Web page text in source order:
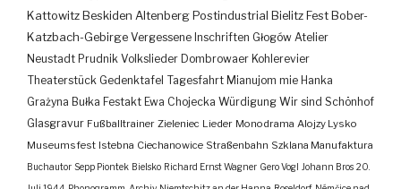
Kattowitz Beskiden Altenberg Postindustrial Bielitz Fest Bober-
Katzbach-Gebirge Vergessene Inschriften Głogów Atelier
Neustadt Prudnik Volkslieder Dombrowaer Kohlerevier
Theaterstück Gedenktafel Tagesfahrt Mianujom mie Hanka
Grażyna Bułka Festakt Ewa Chojecka Würdigung Wir sind Schönhof
Glasgravur Fußballtrainer Zieleniec Lieder Monodrama Alojzy Lysko
Museumsfest Istebna Ciechanowice Straßenbahn Szklana Manufaktura
Buchautor Sepp Piontek Bielsko Richard Ernst Wagner Gero Vogl Johann Bros 20.